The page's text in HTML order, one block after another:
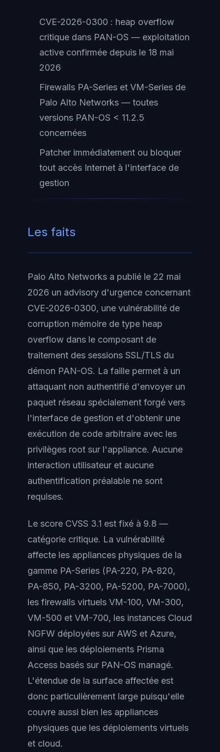
CVE-2026-0300 : heap overflow
critique dans PAN-OS — exploitation
active confirmée depuis le 18 mai
2026
Firewalls PA-Series et VM-Series de
Palo Alto Networks — toutes
versions PAN-OS < 11.2.5
concernées
Patcher immédiatement ou bloquer
tout accès Internet à l'interface de
gestion
Les faits
Palo Alto Networks a publié le 22 mai
2026 un advisory d'urgence concernant
CVE-2026-0300, une vulnérabilité de
corruption mémoire de type heap
overflow dans le composant de
traitement des sessions SSL/TLS du
démon PAN-OS. La faille permet à un
attaquant non authentifié d'envoyer un
paquet réseau spécialement forgé vers
l'interface de gestion et d'obtenir une
exécution de code arbitraire avec les
privilèges root sur l'appliance. Aucune
interaction utilisateur et aucune
authentification préalable ne sont
requises.
Le score CVSS 3.1 est fixé à 9.8 —
catégorie critique. La vulnérabilité
affecte les appliances physiques de la
gamme PA-Series (PA-220, PA-820,
PA-850, PA-3200, PA-5200, PA-7000),
les firewalls virtuels VM-100, VM-300,
VM-500 et VM-700, les instances Cloud
NGFW déployées sur AWS et Azure,
ainsi que les déploiements Prisma
Access basés sur PAN-OS managé.
L'étendue de la surface affectée est
donc particulièrement large puisqu'elle
couvre aussi bien les appliances
physiques que les déploiements virtuels
et cloud.